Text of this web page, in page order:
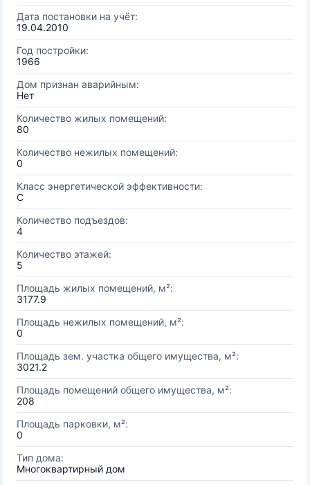
Дата постановки на учёт:
19.04.2010
Год постройки:
1966
Дом признан аварийным:
Нет
Количество жилых помещений:
80
Количество нежилых помещений:
0
Класс энергетической эффективности:
C
Количество подъездов:
4
Количество этажей:
5
Площадь жилых помещений, м²:
3177.9
Площадь нежилых помещений, м²:
0
Площадь зем. участка общего имущества, м²:
3021.2
Площадь помещений общего имущества, м²:
208
Площадь парковки, м²:
0
Тип дома:
Многоквартирный дом